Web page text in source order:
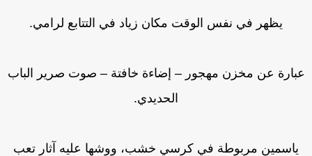
يظهر في نفس الوقت مكان زياد في التتابع لرامي.
عن مخزن مهجور – إضاءة خافتة – صوت صرير الباب
الحديدي.
ياسمين مربوطة في كرسي خشب، ووشها عليه آثار تعب